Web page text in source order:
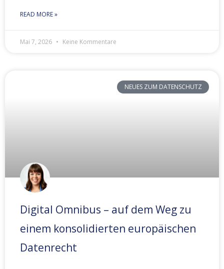
READ MORE »
Mai 7, 2026 Keine Kommentare
NEUES ZUM DATENSCHUTZ
Digital Omnibus – auf dem Weg zu
einem konsolidierten europäischen
Datenrecht